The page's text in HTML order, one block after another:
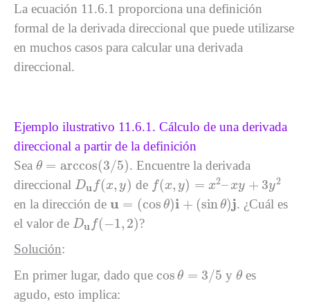
La ecuación 11.6.1 proporciona una definición
formal de la derivada direccional que puede utilizarse
en muchos casos para calcular una derivada
direccional.
Ejemplo ilustrativo 11.6.1. Cálculo de una derivada
direccional a partir de la definición
Sea θ = arccos(3/5)
θ /5
. Encuentre la derivada
direccional Du f(x, y)
Du (x de f(x, y) = x2–xy + 3y2
f(x = xy 2
en la dirección de u = (cos θ)i + (sinθ)j
cos +(sin θ) j
. ¿Cuál es
el valor de Du f(−1, 2)
Du (− ,2 )
?
Solución:
En primer lugar, dado que cos θ = 3/5
θ= 5 yθ
θ es
agudo, esto implica: